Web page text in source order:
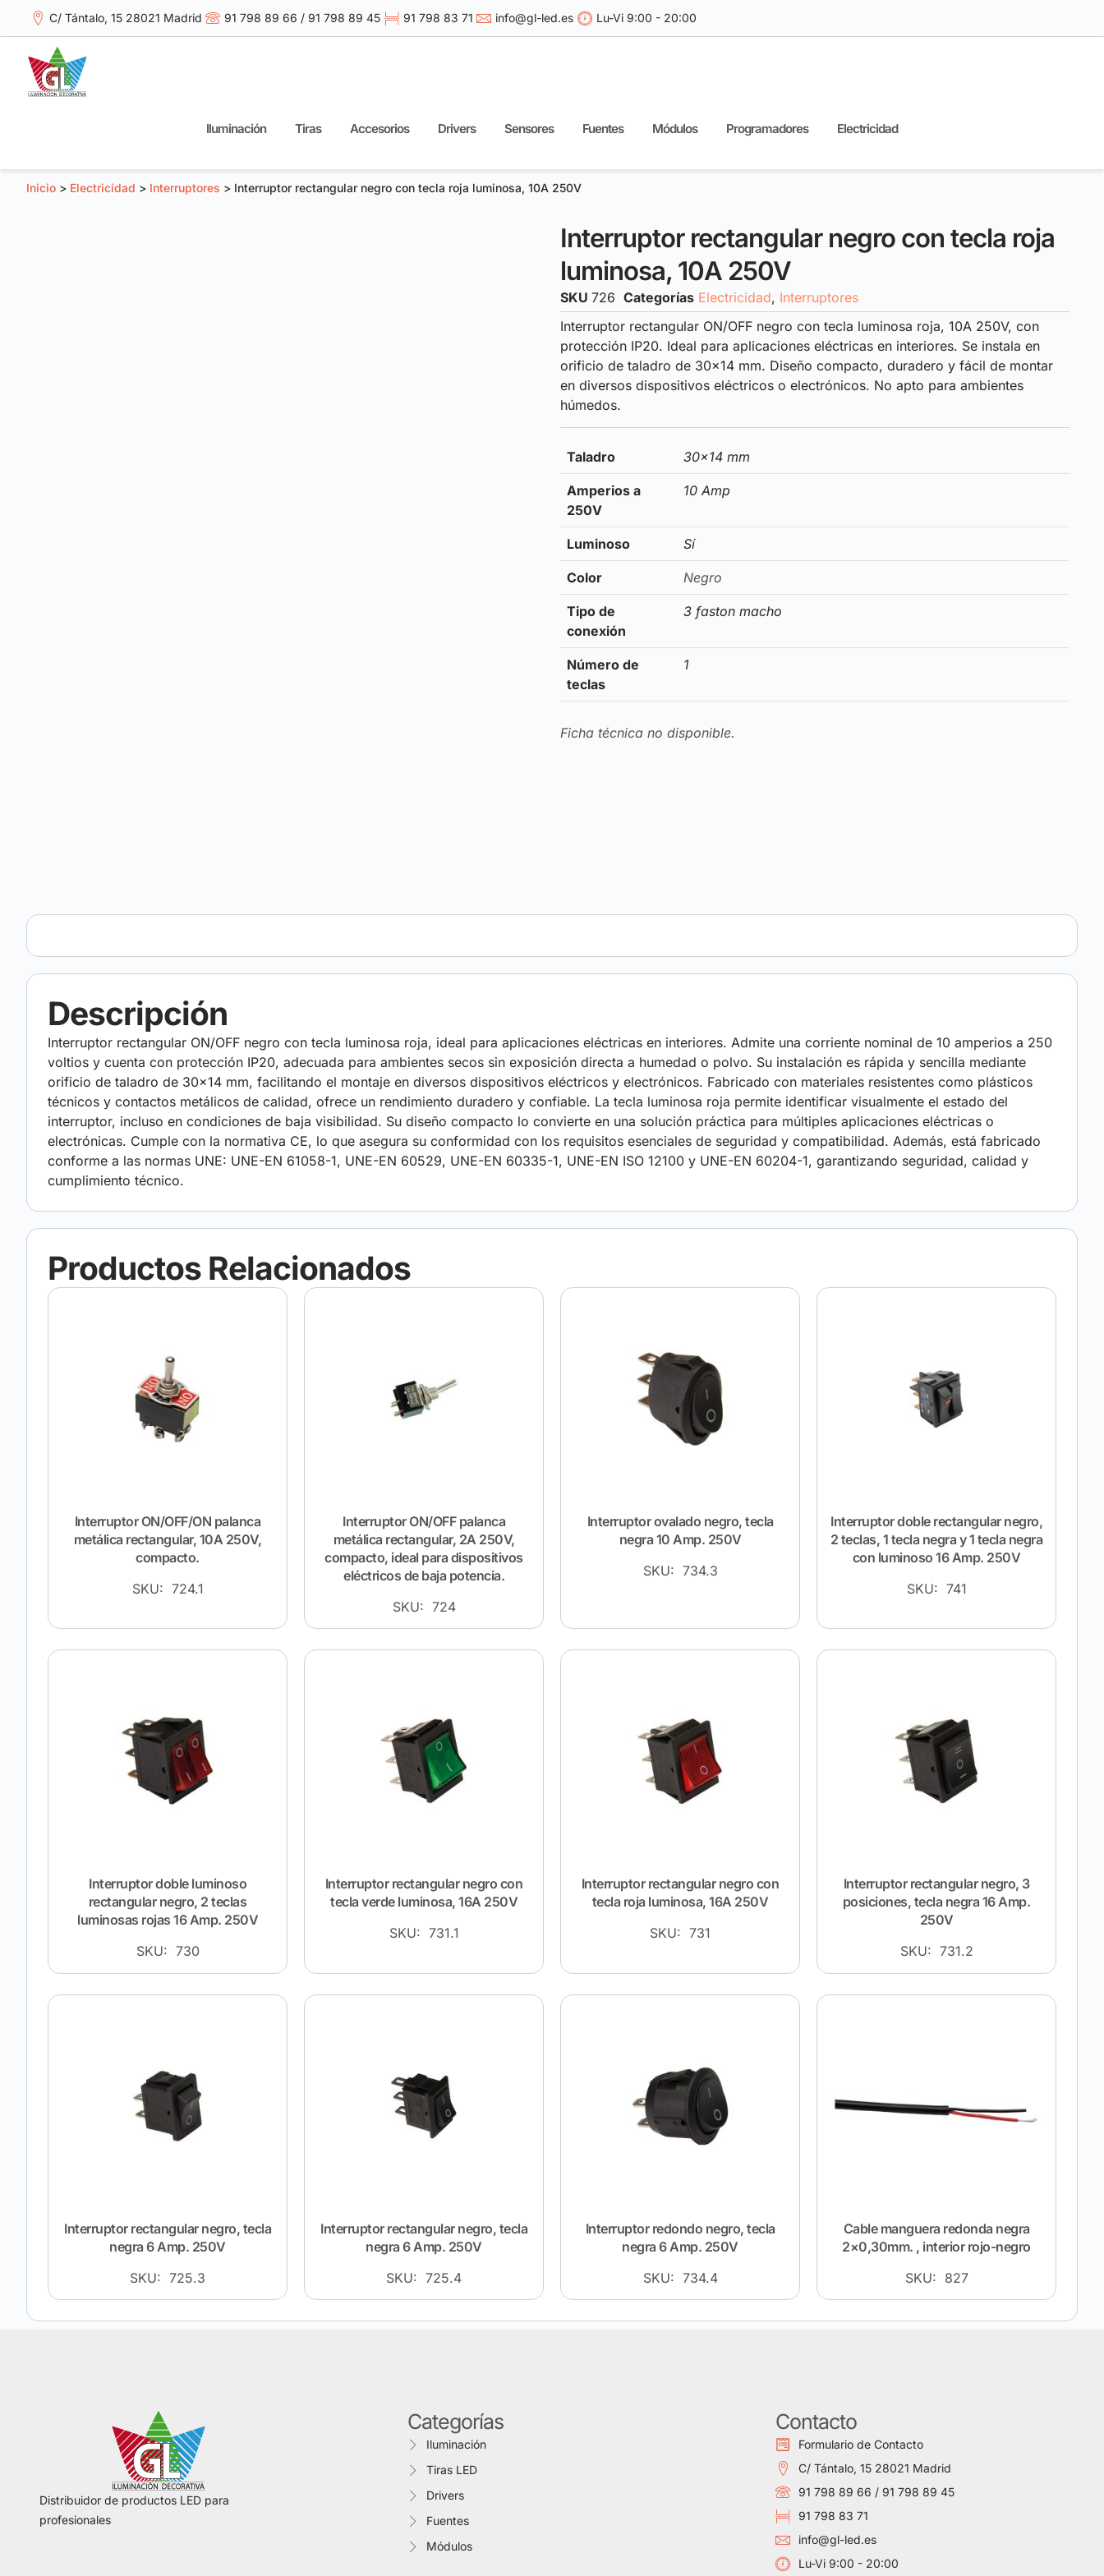
C/ Tántalo, 15 28021 Madrid 91 798 89 66 / 91 798 89 45 91 798 83 71 info@gl-led.es Lu-Vi 9:00 - 20:00
Iluminación Tiras Accesorios Drivers Sensores Fuentes Módulos Programadores Electricidad
Inicio > Electricidad > Interruptores > Interruptor rectangular negro con tecla roja luminosa, 10A 250V
Interruptor rectangular negro con tecla roja
luminosa, 10A 250V
SKU 726 Categorías Electricidad, Interruptores
Interruptor rectangular ON/OFF negro con tecla luminosa roja, 10A 250V, con
protección IP20. Ideal para aplicaciones eléctricas en interiores. Se instala en
orificio de taladro de 30×14 mm. Diseño compacto, duradero y fácil de montar
en diversos dispositivos eléctricos o electrónicos. No apto para ambientes
húmedos.
Taladro 30×14 mm
Amperios a
250V
10 Amp
Luminoso Sí
Color Negro
Tipo de
conexión
3 faston macho
Número de
teclas
1
Ficha técnica no disponible.
Descripción
Interruptor rectangular ON/OFF negro con tecla luminosa roja, ideal para aplicaciones eléctricas en interiores. Admite una corriente nominal de 10 amperios a 250
voltios y cuenta con protección IP20, adecuada para ambientes secos sin exposición directa a humedad o polvo. Su instalación es rápida y sencilla mediante
orificio de taladro de 30×14 mm, facilitando el montaje en diversos dispositivos eléctricos y electrónicos. Fabricado con materiales resistentes como plásticos
técnicos y contactos metálicos de calidad, ofrece un rendimiento duradero y confiable. La tecla luminosa roja permite identificar visualmente el estado del
interruptor, incluso en condiciones de baja visibilidad. Su diseño compacto lo convierte en una solución práctica para múltiples aplicaciones eléctricas o
electrónicas. Cumple con la normativa CE, lo que asegura su conformidad con los requisitos esenciales de seguridad y compatibilidad. Además, está fabricado
conforme a las normas UNE: UNE-EN 61058-1, UNE-EN 60529, UNE-EN 60335-1, UNE-EN ISO 12100 y UNE-EN 60204-1, garantizando seguridad, calidad y
cumplimiento técnico.
Productos Relacionados
Interruptor ON/OFF/ON palanca
metálica rectangular, 10A 250V,
compacto.
SKU: 724.1
Interruptor ON/OFF palanca
metálica rectangular, 2A 250V,
compacto, ideal para dispositivos
eléctricos de baja potencia.
SKU: 724
Interruptor ovalado negro, tecla
negra 10 Amp. 250V
SKU: 734.3
Interruptor doble rectangular negro,
2 teclas, 1 tecla negra y 1 tecla negra
con luminoso 16 Amp. 250V
SKU: 741
Interruptor doble luminoso
rectangular negro, 2 teclas
luminosas rojas 16 Amp. 250V
SKU: 730
Interruptor rectangular negro con
tecla verde luminosa, 16A 250V
SKU: 731.1
Interruptor rectangular negro con
tecla roja luminosa, 16A 250V
SKU: 731
Interruptor rectangular negro, 3
posiciones, tecla negra 16 Amp.
250V
SKU: 731.2
Interruptor rectangular negro, tecla
negra 6 Amp. 250V
SKU: 725.3
Interruptor rectangular negro, tecla
negra 6 Amp. 250V
SKU: 725.4
Interruptor redondo negro, tecla
negra 6 Amp. 250V
SKU: 734.4
Cable manguera redonda negra
2×0,30mm. , interior rojo-negro
SKU: 827
Distribuidor de productos LED para
profesionales
Categorías
Iluminación
Tiras LED
Drivers
Fuentes
Módulos
Contacto
Formulario de Contacto
C/ Tántalo, 15 28021 Madrid
91 798 89 66 / 91 798 89 45
91 798 83 71
info@gl-led.es
Lu-Vi 9:00 - 20:00